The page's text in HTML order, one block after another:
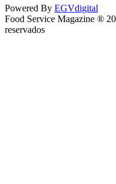
Powered By EGVdigital
Food Service Magazine ®
reservados